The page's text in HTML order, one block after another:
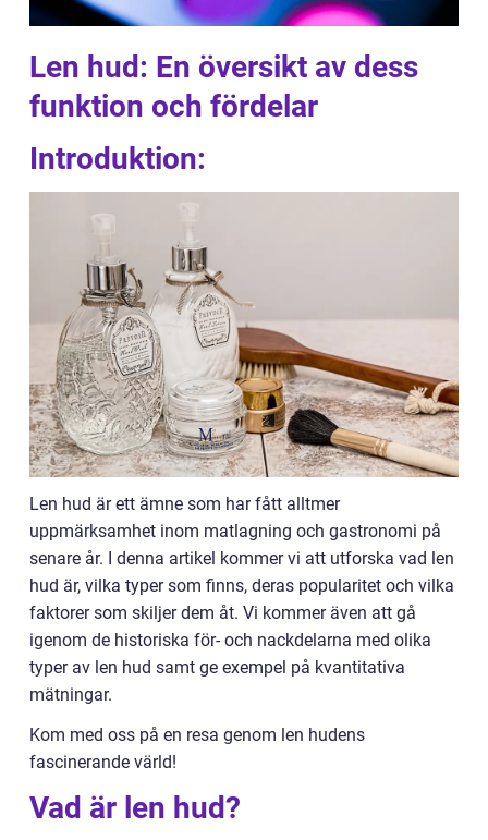
Len hud: En översikt av dess
funktion och fördelar
Introduktion:
Len hud är ett ämne som har fått alltmer
uppmärksamhet inom matlagning och gastronomi på
senare år. I denna artikel kommer vi att utforska vad len
hud är, vilka typer som finns, deras popularitet och vilka
faktorer som skiljer dem åt. Vi kommer även att gå
igenom de historiska för- och nackdelarna med olika
typer av len hud samt ge exempel på kvantitativa
mätningar.
Kom med oss på en resa genom len hudens
fascinerande värld!
Vad är len hud?